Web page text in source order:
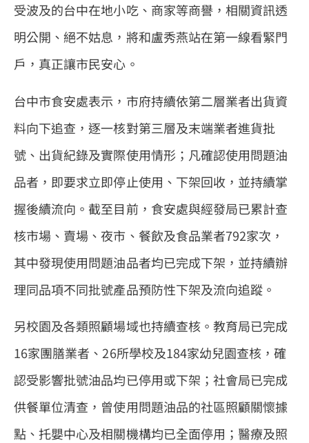
受波及的台中在地小吃、商家等商譽，相關資訊透
明公開、絕不姑息，將和盧秀燕站在第一線看緊門
戶，真正讓市民安心。
台中市食安處表示，市府持續依第二層業者出貨資
料向下追查，逐一核對第三層及末端業者進貨批
號、出貨紀錄及實際使用情形；凡確認使用問題油
品者，即要求立即停止使用、下架回收，並持續掌
握後續流向。截至目前，食安處與經發局已累計查
核市場、賣場、夜市、餐飲及食品業者792家次，
其中發現使用問題油品者均已完成下架，並持續辦
理同品項不同批號產品預防性下架及流向追蹤。
另校園及各類照顧場域也持續查核。教育局已完成
16家團膳業者、26所學校及184家幼兒園查核，確
認受影響批號油品均已停用或下架；社會局已完成
供餐單位清查，曾使用問題油品的社區照顧關懷據
點、托嬰中心及相關機構均已全面停用；醫療及照